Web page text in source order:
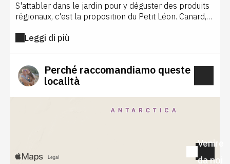
S'attabler dans le jardin pour y déguster des produits
régionaux, c'est la proposition du Petit Léon. Canard,
l'assiette. Une cuisine savoureuse, un accueil et un
Leggi di più
Perché raccomandiamo queste
località
Venire
da noi